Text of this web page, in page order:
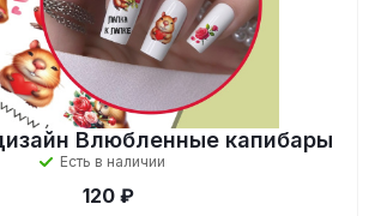
Влюбленные капибары
Есть в наличии
120 ₽